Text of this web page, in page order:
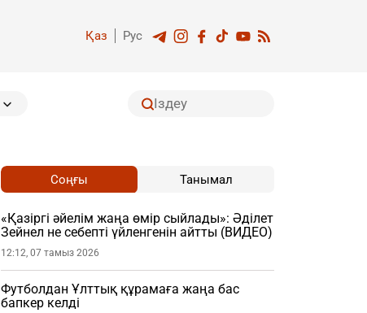
Қаз Рус
Соңғы Танымал
«Қазіргі әйелім жаңа өмір сыйлады»: Әділет
Зейнел не себепті үйленгенін айтты (ВИДЕО)
12:12, 07 тамыз 2026
Футболдан Ұлттық құрамаға жаңа бас
бапкер келді